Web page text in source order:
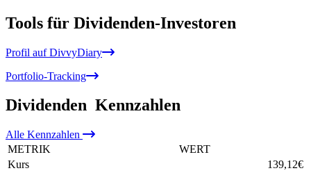
Tools für Dividenden-Investoren
Profil auf DivvyDiary
Portfolio-Tracking
Dividenden Kennzahlen
Alle Kennzahlen
METRIK
WERT
Kurs
139,12€